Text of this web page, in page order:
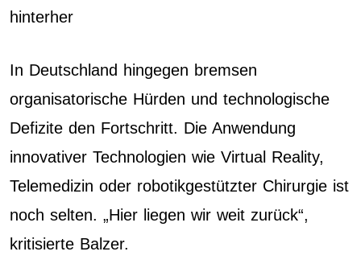
hinterher
In Deutschland hingegen bremsen
organisatorische Hürden und technologische
Defizite den Fortschritt. Die Anwendung
innovativer Technologien wie Virtual Reality,
Telemedizin oder robotikgestützter Chirurgie ist
noch selten. „Hier liegen wir weit zurück“,
kritisierte Balzer.